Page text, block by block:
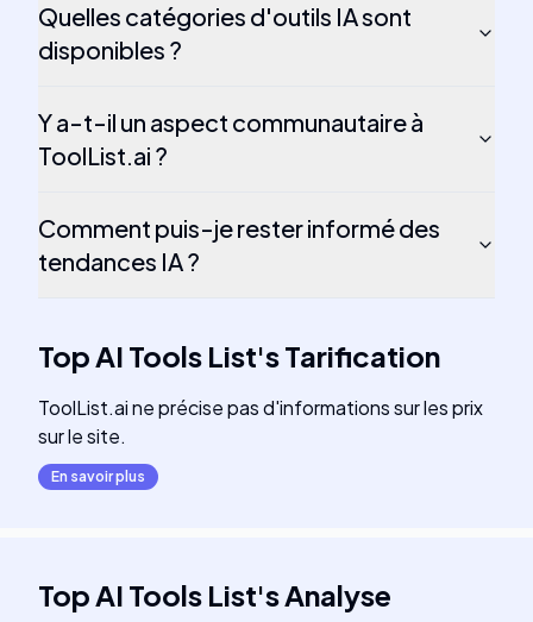
Quelles catégories d'outils IA sont
disponibles ?
Y a-t-il un aspect communautaire à
ToolList.ai ?
Comment puis-je rester informé des
tendances IA ?
Top AI Tools List'sTarification
ToolList.ai ne précise pas d'informations sur les prix
sur le site.
En savoir plus
Top AI Tools List'sAnalyse